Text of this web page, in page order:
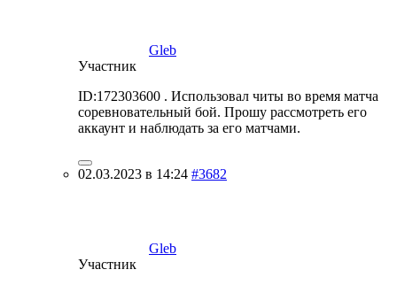
Gleb
Участник
ID:172303600 . Использовал читы во время матча
соревновательный бой. Прошу рассмотреть его
аккаунт и наблюдать за его матчами.
02.03.2023 в 14:24 #3682
Gleb
Участник